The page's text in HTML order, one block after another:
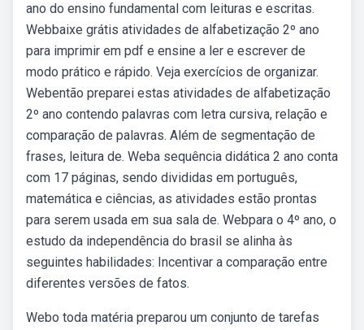
ano do ensino fundamental com leituras e escritas.
Webbaixe grátis atividades de alfabetização 2º ano
para imprimir em pdf e ensine a ler e escrever de
modo prático e rápido. Veja exercícios de organizar.
Webentão preparei estas atividades de alfabetização
2º ano contendo palavras com letra cursiva, relação e
comparação de palavras. Além de segmentação de
frases, leitura de. Weba sequência didática 2 ano conta
com 17 páginas, sendo divididas em português,
matemática e ciências, as atividades estão prontas
para serem usada em sua sala de. Webpara o 4º ano, o
estudo da independência do brasil se alinha às
seguintes habilidades: Incentivar a comparação entre
diferentes versões de fatos.
Webo toda matéria preparou um conjunto de tarefas